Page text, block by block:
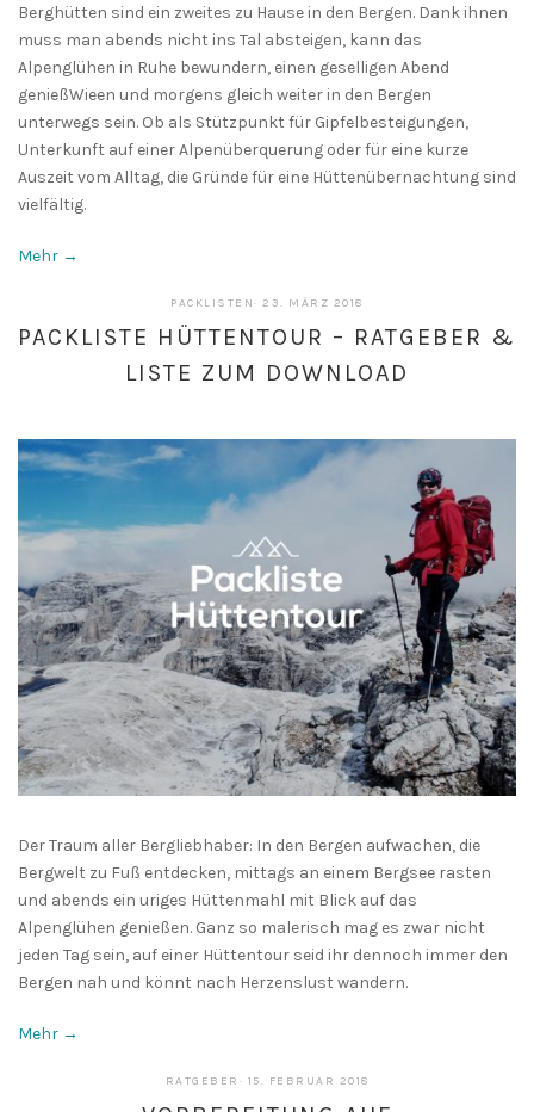
Berghütten sind ein zweites zu Hause in den Bergen. Dank ihnen
muss man abends nicht ins Tal absteigen, kann das
Alpenglühen in Ruhe bewundern, einen geselligen Abend
genießWieen und morgens gleich weiter in den Bergen
unterwegs sein. Ob als Stützpunkt für Gipfelbesteigungen,
Unterkunft auf einer Alpenüberquerung oder für eine kurze
Auszeit vom Alltag, die Gründe für eine Hüttenübernachtung sind
vielfältig.
Mehr →
PACKLISTEN·23. MÄRZ 2018
2019
PACKLISTE HÜTTENTOUR – RATGEBER &
LISTE ZUM DOWNLOAD
Der Traum aller Bergliebhaber: In den Bergen aufwachen, die
Bergwelt zu Fuß entdecken, mittags an einem Bergsee rasten
und abends ein uriges Hüttenmahl mit Blick auf das
Alpenglühen genießen. Ganz so malerisch mag es zwar nicht
jeden Tag sein, auf einer Hüttentour seid ihr dennoch immer den
Bergen nah und könnt nach Herzenslust wandern.
Mehr →
RATGEBER · 15. FEBRUAR 2018